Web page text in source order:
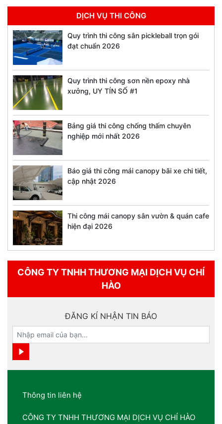
DỊCH VỤ THI CÔNG
Quy trình thi công sân pickleball trọn gói
đạt chuẩn 2026
Quy trình thi công sơn nền epoxy nhà
xưởng, UY TÍN SỐ #1
Bảng giá thi công chống thấm chuyên
nghiệp mới nhất 2026
Báo giá thi công mái canopy bãi xe chi tiết,
cập nhật 2026
Thi công mái canopy sân vườn & quán cafe
hiện đại 2026
CÔNG TY TNHH THƯƠNG MẠI DỊCH VỤ CHÍ
HÀO
ĐĂNG KÍ NHẬN TIN BÁO
Thông tin liên hệ
CÔNG TY TNHH THƯƠNG MẠI DỊCH VỤ CHÍ HÀO